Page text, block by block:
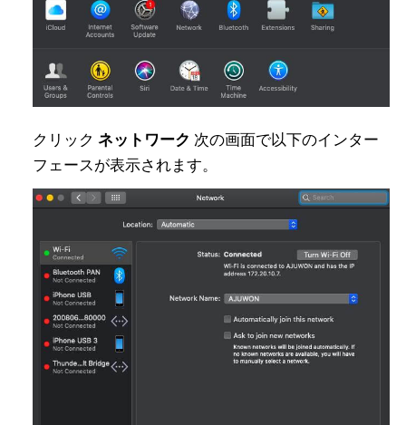
クリック ネットワーク 次の画面で以下のインター
フェースが表示されます。